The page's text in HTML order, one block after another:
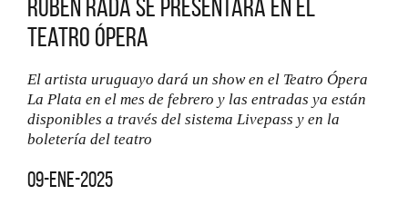
Rubén Rada se presentará en el
Teatro Ópera
El artista uruguayo dará un show en el Teatro Ópera
La Plata en el mes de febrero y las entradas ya están
disponibles a través del sistema Livepass y en la
boletería del teatro
09-ene-2025